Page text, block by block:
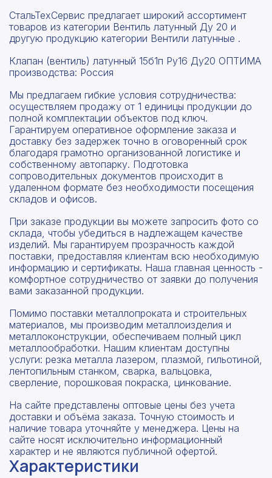
СтальТехСервис предлагает широкий ассортимент
товаров из категории Вентиль латунный Ду 20 и
другую продукцию категории Вентили латунные .
Клапан (вентиль) латунный 15б1п Ру16 Ду20 ОПТИМА
производства: Россия
Мы предлагаем гибкие условия сотрудничества:
осуществляем продажу от 1 единицы продукции до
полной комплектации объектов под ключ.
Гарантируем оперативное оформление заказа и
доставку без задержек точно в оговоренный срок
благодаря грамотно организованной логистике и
собственному автопарку. Подготовка
сопроводительных документов происходит в
удаленном формате без необходимости посещения
складов и офисов.
При заказе продукции вы можете запросить фото со
склада, чтобы убедиться в надлежащем качестве
изделий. Мы гарантируем прозрачность каждой
поставки, предоставляя клиентам всю необходимую
информацию и сертификаты. Наша главная ценность -
комфортное сотрудничество от заявки до получения
вами заказанной продукции.
Помимо поставки металлопроката и строительных
материалов, мы производим металлоизделия и
металлоконструкции, обеспечиваем полный цикл
металлообработки. Нашим клиентам доступны
услуги: резка металла лазером, плазмой, гильотиной,
лентопильным станком, сварка, вальцовка,
сверление, порошковая покраска, цинкование.
На сайте представлены оптовые цены без учета
доставки и объёма заказа. Точную стоимость и
наличие товара уточняйте у менеджера. Цены на
сайте носят исключительно информационный
характер и не являются публичной офертой.
Характеристики